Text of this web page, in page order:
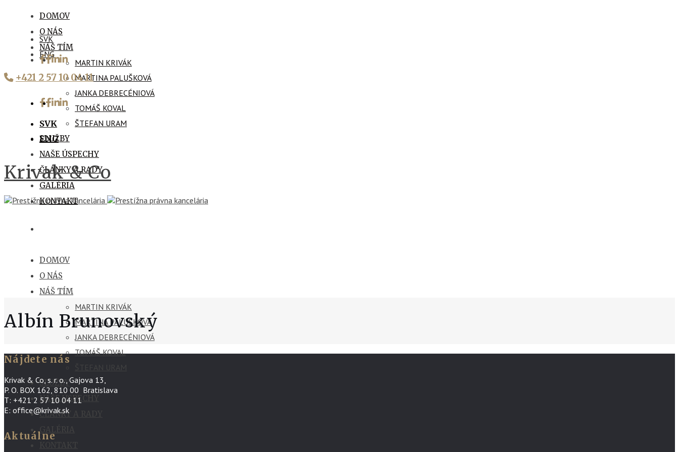
DOMOV
O NÁS
NÁŠ TÍM
MARTIN KRIVÁK
MARTINA PALUŠKOVÁ
JANKA DEBRECÉNIOVÁ
TOMÁŠ KOVAL
ŠTEFAN URAM
SLUŽBY
NAŠE ÚSPECHY
ČLÁNKY A RADY
GALÉRIA
KONTAKT
SVK
ENG
+421 2 57 10 04 11
SVK
ENG
Krivak & Co
DOMOV
O NÁS
NÁŠ TÍM
MARTIN KRIVÁK
MARTINA PALUŠKOVÁ
JANKA DEBRECÉNIOVÁ
TOMÁŠ KOVAL
ŠTEFAN URAM
SLUŽBY
NAŠE ÚSPECHY
ČLÁNKY A RADY
GALÉRIA
KONTAKT
Albín Brunovský
Nájdete nás
Krivak & Co, s. r. o., Gajova 13,
P. O. BOX 162, 810 00 Bratislava
T: +421 2 57 10 04 11
E: office@krivak.sk
Aktuálne